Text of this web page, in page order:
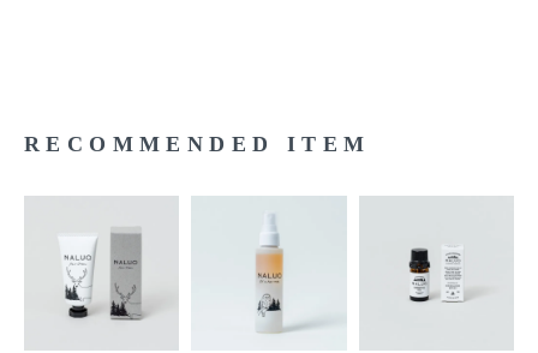
なるのでなんとかボリュームを出したい！ ワックスの
♦︎パーマのおともにめちゃくちゃありがたいです！ 髪の
毛洗ったままのドライヘアに、まずはヘアクリームつけ
てくしゅくしゅってやってパーマを出して、 前髪はふ
RECOMMENDED ITEM